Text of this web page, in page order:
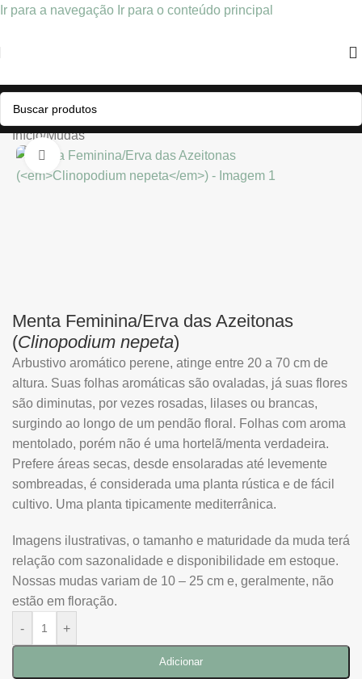
Ir para a navegação Ir para o conteúdo principal
Início/Mudas
Clique para ampliar
Menta Feminina/Erva das Azeitonas
(Clinopodium nepeta)
Arbustivo aromático perene, atinge entre 20 a 70 cm de
altura. Suas folhas aromáticas são ovaladas, já suas flores
são diminutas, por vezes rosadas, lilases ou brancas,
surgindo ao longo de um pendão floral. Folhas com aroma
mentolado, porém não é uma hortelã/menta verdadeira.
Prefere áreas secas, desde ensolaradas até levemente
sombreadas, é considerada uma planta rústica e de fácil
cultivo. Uma planta tipicamente mediterrânica.
Imagens ilustrativas, o tamanho e maturidade da muda terá
relação com sazonalidade e disponibilidade em estoque.
Nossas mudas variam de 10 – 25 cm e, geralmente, não
estão em floração.
-
+
Adicionar